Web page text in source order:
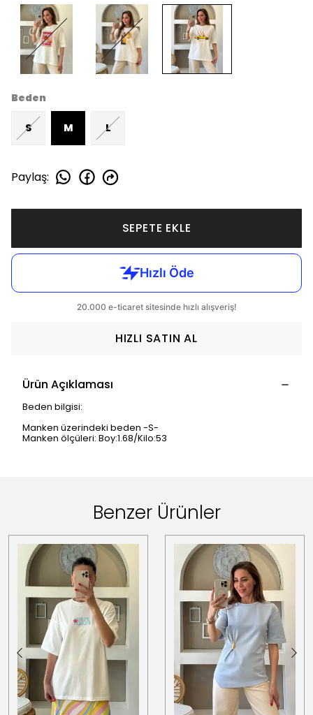
Beden
S M L
Paylaş:
SEPETE EKLE
HIZLI SATIN AL
Ürün Açıklaması
Beden bilgisi:
Manken üzerindeki beden -S-
Manken ölçüleri: Boy:1.68/Kilo:53
Benzer Ürünler